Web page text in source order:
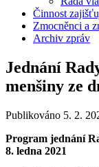
Činnost
Zmocněnci a
Archiv zpráv
Jednání
menšiny ze
Publikováno 5. 2.
Program jednání
8. ledna 2021